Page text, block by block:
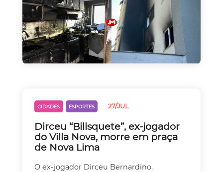
CIDADES ESPORTES 27/JUL
Dirceu “Bilisquete”, ex-jogador
do Villa Nova, morre em praça
de Nova Lima
O ex-jogador Dirceu Bernardino,